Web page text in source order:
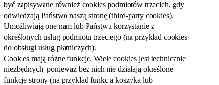
być zapisywane również cookies podmiotów trzecich, gdy
odwiedzają Państwo naszą stronę (third-party cookies).
Umożliwiają one nam lub Państwu korzystanie z
określonych usług podmiotu trzeciego (na przykład cookies
do obsługi usług płatniczych).
Cookies mają różne funkcje. Wiele cookies jest technicznie
niezbędnych, ponieważ bez nich nie działają określone
funkcje strony (na przykład funkcja koszyka lub